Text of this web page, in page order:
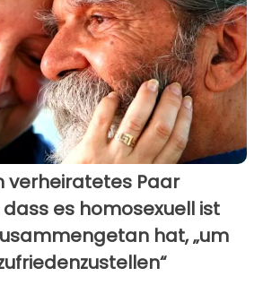
verheiratetes Paar
es homosexuell ist
hat, „um